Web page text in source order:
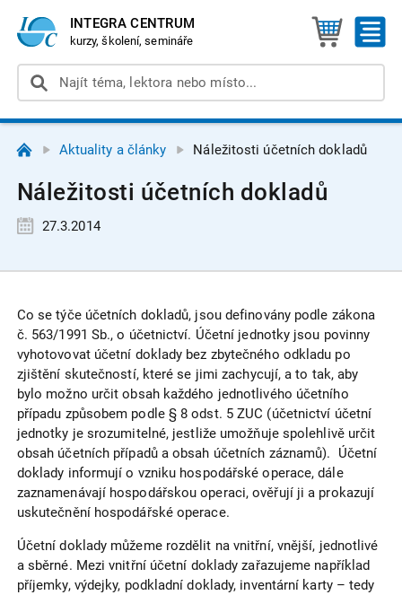
INTEGRA CENTRUM
kurzy, školení, semináře
Aktuality a články Náležitosti účetních dokladů
Náležitosti účetních dokladů
27.3.2014
Co se týče účetních dokladů, jsou definovány podle zákona
č. 563/1991 Sb., o účetnictví. Účetní jednotky jsou povinny
vyhotovovat účetní doklady bez zbytečného odkladu po
zjištění skutečností, které se jimi zachycují, a to tak, aby
bylo možno určit obsah každého jednotlivého účetního
případu způsobem podle § 8 odst. 5 ZUC (účetnictví účetní
jednotky je srozumitelné, jestliže umožňuje spolehlivě určit
obsah účetních případů a obsah účetních záznamů). Účetní
doklady informují o vzniku hospodářské operace, dále
zaznamenávají hospodářskou operaci, ověřují ji a prokazují
uskutečnění hospodářské operace.
Účetní doklady můžeme rozdělit na vnitřní, vnější, jednotlivé
a sběrné. Mezi vnitřní účetní doklady zařazujeme například
příjemky, výdejky, podkladní doklady, inventární karty – tedy